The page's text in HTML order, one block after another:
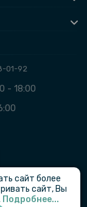
01-92
- 18:00
сайт более
сайт, Вы
Подробнее...